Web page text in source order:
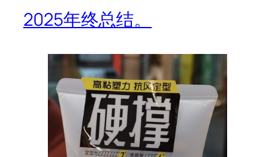
2025年终总结。